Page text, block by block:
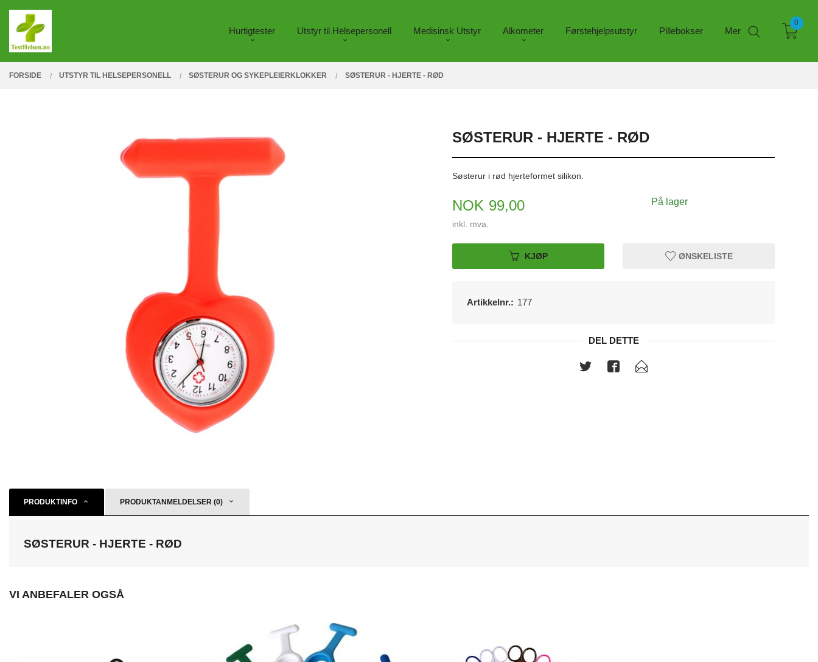
innholdet
PRODUKTER
Hurtigtester Utstyr til Helsepersonell Medisinsk Utstyr Alkometer Førstehjelpsutstyr Pillebokser Mer
0
FORSIDE UTSTYR TIL HELSEPERSONELL SØSTERUR OG SYKEPLEIERKLOKKER SØSTERUR - HJERTE - RØD
SØSTERUR - HJERTE - RØD
Søsterur i rød hjerteformet silikon.
Pris
NOK 99,00
inkl. mva.
På lager
KJØP ØNSKELISTE
Artikkelnr.: 177
DEL DETTE
PRODUKTINFO PRODUKTANMELDELSER (0)
SØSTERUR - HJERTE - RØD
VI ANBEFALER OGSÅ